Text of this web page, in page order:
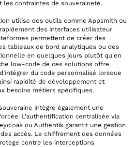
les contraintes de souveraineté.
utilise des outils comme Appsmith ou
des interfaces utilisateur
permettent de créer des
tableaux de bord analytiques ou des
en quelques jours plutôt qu'en
low-code de ces solutions offre
du code personnalisé lorsque
rapidité de développement et
besoins métiers spécifiques.
intègre également une
L'authentification centralisée via
ou Authentik garantit une gestion
accès. Le chiffrement des données
contre les interceptions